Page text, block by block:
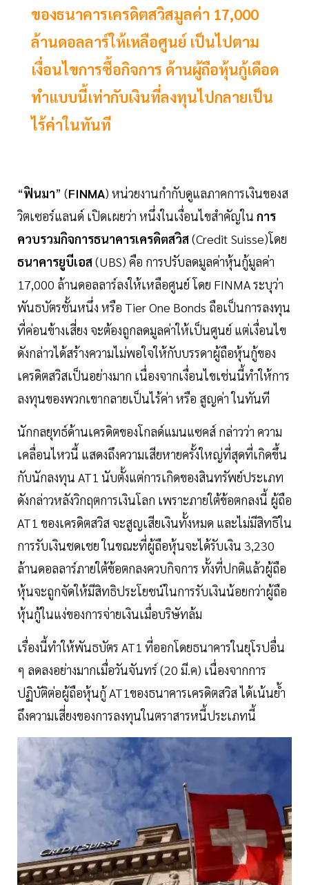
ของธนาคารเครดิตสวิสมูลค่า 17,000
ล้านดอลลาร์ให้เหลือศูนย์ เป็นไปตาม
เงื่อนไขการซื้อกิจการ ด้านผู้ถือหุ้นกู้เดือด
ทำแบบนี้เท่ากับเงินที่ลงทุนไปกลายเป็น
ไร้ค่าในทันที
“ฟินมา” (FINMA) หน่วยงานกำกับดูแลภาคการเงินของส
วิตเซอร์แลนด์ เปิดเผยว่า หนึ่งในเงื่อนไขสำคัญใน การ
ควบรวมกิจการธนาคารเครดิตสวิส(Credit Suisse)โดย
ธนาคารยูบีเอส(UBS) คือ การปรับลดมูลค่าหุ้นกู้มูลค่า
17,000 ล้านดอลลาร์ลงให้เหลือศูนย์ โดย FINMA ระบุว่า
พันธบัตรชั้นหนึ่ง หรือ Tier One Bonds ถือเป็นการลงทุน
ที่ค่อนข้างเสี่ยง จะต้องถูกลดมูลค่าให้เป็นศูนย์ แต่เงื่อนไข
ดังกล่าวได้สร้างความไม่พอใจให้กับบรรดาผู้ถือหุ้นกู้ของ
เครดิตสวิสเป็นอย่างมาก เนื่องจากเงื่อนไขเช่นนี้ทำให้การ
ลงทุนของพวกเขากลายเป็นไร้ค่า หรือ สูญค่า ในทันที
นักกลยุทธ์ด้านเครดิตของโกลด์แมนแซคส์ กล่าวว่า ความ
เคลื่อนไหวนี้ แสดงถึงความเสียหายครั้งใหญ่ที่สุดที่เกิดขึ้น
กับนักลงทุน AT1 นับตั้งแต่การเกิดของสินทรัพย์ประเภท
ดังกล่าวหลังวิกฤตการเงินโลก เพราะภายใต้ข้อตกลงนี้ ผู้ถือ
AT1 ของเครดิตสวิส จะสูญเสียเงินทั้งหมด และไม่มีสิทธิใน
การรับเงินชดเชย ในขณะที่ผู้ถือหุ้นจะได้รับเงิน 3,230
ล้านดอลลาร์ภายใต้ข้อตกลงควบกิจการ ทั้งที่ปกติแล้วผู้ถือ
หุ้นจะถูกจัดให้มีสิทธิประโยชน์ในการรับเงินน้อยกว่าผู้ถือ
หุ้นกู้ในแง่ของการจ่ายเงินเมื่อบริษัทล้ม
เรื่องนี้ทำให้พันธบัตร AT1 ที่ออกโดยธนาคารในยุโรปอื่น
ๆ ลดลงอย่างมากเมื่อวันจันทร์ (20 มี.ค) เนื่องจากการ
ปฏิบัติต่อผู้ถือหุ้นกู้ AT1ของธนาคารเครดิตสวิส ได้เน้นย้ำ
ถึงความเสี่ยงของการลงทุนในตราสารหนี้ประเภทนี้